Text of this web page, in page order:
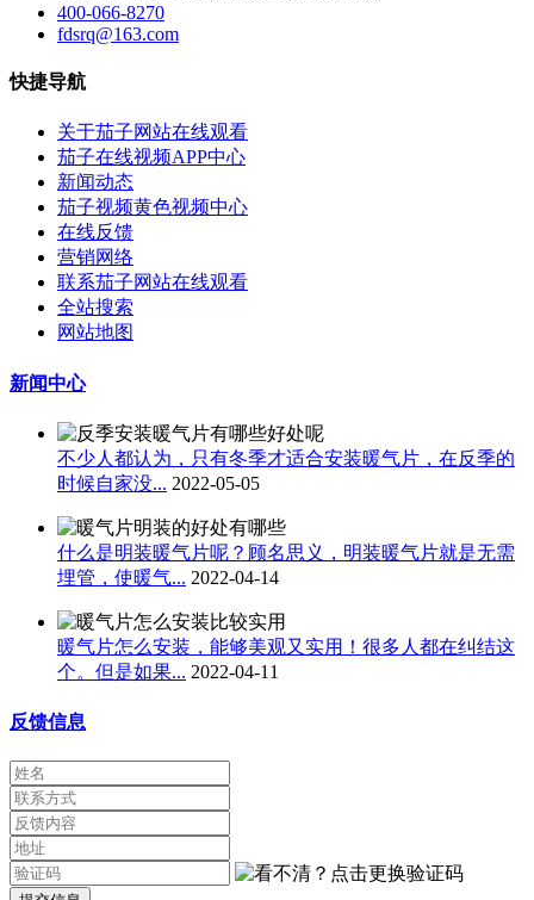
400-066-8270
fdsrq@163.com
快捷导航
关于茄子网站在线观看
茄子在线视频APP中心
新闻动态
茄子视频黄色视频中心
在线反馈
营销网络
联系茄子网站在线观看
全站搜索
网站地图
新闻中心
不少人都认为，只有冬季才适合安装暖气片​，在反季的
时候自家没... 2022-05-05
什么是明装暖气片呢？顾名思义，明装暖气片就是无需
埋管，使暖气... 2022-04-14
暖气片怎么安装，能够美观又实用！很多人都在纠结这
个。但是如果... 2022-04-11
反馈信息